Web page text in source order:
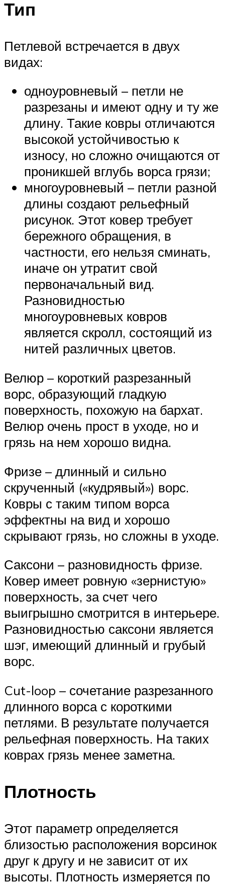
Тип
Петлевой встречается в двух
видах:
одноуровневый – петли не
разрезаны и имеют одну и ту же
длину. Такие ковры отличаются
высокой устойчивостью к
износу, но сложно очищаются от
проникшей вглубь ворса грязи;
многоуровневый – петли разной
длины создают рельефный
рисунок. Этот ковер требует
бережного обращения, в
частности, его нельзя сминать,
иначе он утратит свой
первоначальный вид.
Разновидностью
многоуровневых ковров
является скролл, состоящий из
нитей различных цветов.
Велюр – короткий разрезанный
ворс, образующий гладкую
поверхность, похожую на бархат.
Велюр очень прост в уходе, но и
грязь на нем хорошо видна.
Фризе – длинный и сильно
скрученный («кудрявый») ворс.
Ковры с таким типом ворса
эффектны на вид и хорошо
скрывают грязь, но сложны в уходе.
Саксони – разновидность фризе.
Ковер имеет ровную «зернистую»
поверхность, за счет чего
выигрышно смотрится в интерьере.
Разновидностью саксони является
шэг, имеющий длинный и грубый
ворс.
Cut-loop – сочетание разрезанного
длинного ворса с короткими
петлями. В результате получается
рельефная поверхность. На таких
коврах грязь менее заметна.
Плотность
Этот параметр определяется
близостью расположения ворсинок
друг к другу и не зависит от их
высоты. Плотность измеряется по